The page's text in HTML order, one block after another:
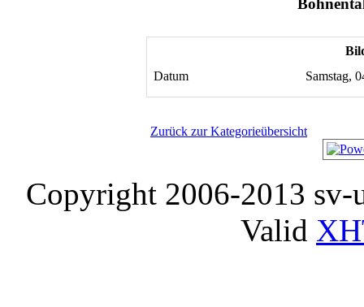
Datum
Samstag,
Zurück zur Kategorieübersicht
Copyright 2006-2013
Valid